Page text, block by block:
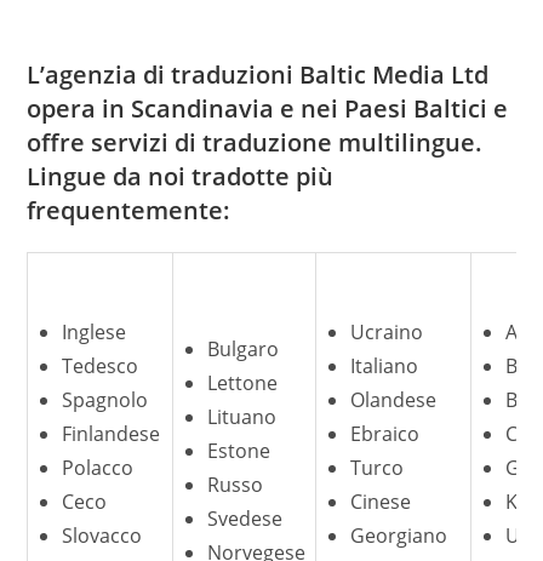
L’agenzia di traduzioni Baltic Media Ltd
opera in Scandinavia e nei Paesi Baltici e
offre servizi di traduzione multilingue.
Lingue da noi tradotte più
frequentemente:
Inglese
Tedesco
Spagnolo
Finlandese
Polacco
Ceco
Slovacco
Bulgaro
Lettone
Lituano
Estone
Russo
Svedese
Norvegese
Ucraino
Italiano
Olandese
Ebraico
Turco
Cinese
Georgiano